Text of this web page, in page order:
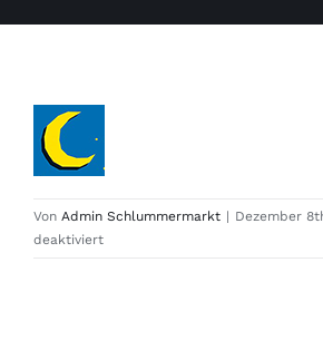
Von Admin Schlummermarkt | Dezember
deaktiviertfür